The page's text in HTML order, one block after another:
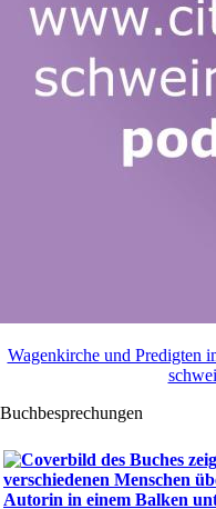
Wagenkirche und Predigten
Buchbesprechungen